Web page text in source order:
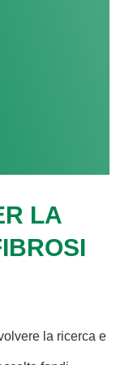
LA
la ricerca e